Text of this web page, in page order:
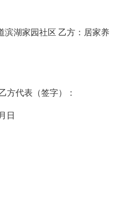
滨湖家园社区 乙方：居家养
方代表（签字）：
日